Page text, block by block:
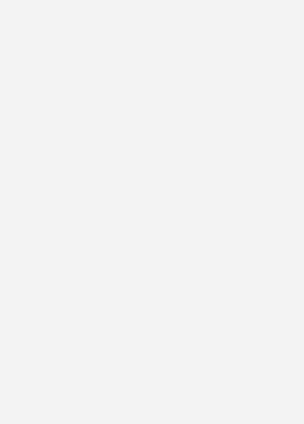
Kraftwerke droht.
einig, CCS an Gaskraftwerken
die schwerwiegenden Bedenken, die
befassten Ausschüssen
Expertin für Klima- und
Mittwoch. Am Donnerstag soll der
in zweiter
werde „eine milliardenschwere
Einwände durchgeboxt,
nicht ändern muss“,
und 12 Gigawatt